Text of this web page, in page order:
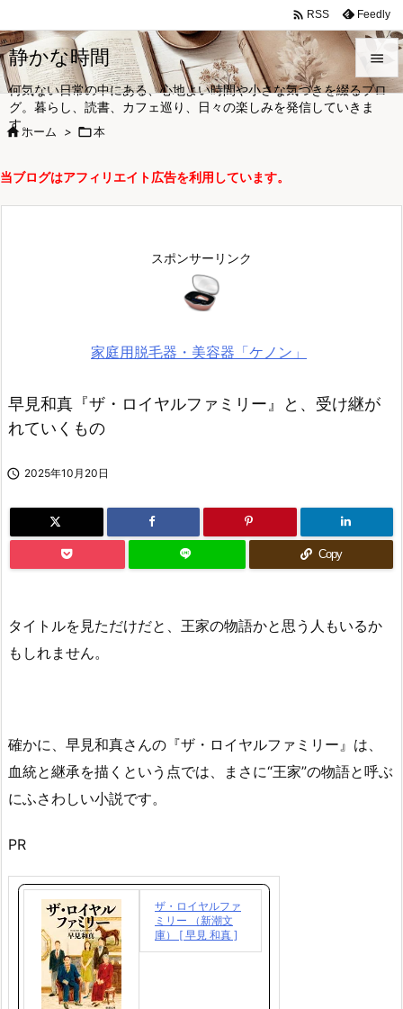
静かな時間
何気ない日常の中にある、心地よい時間や小さな気づきを綴るブロ
グ。暮らし、読書、カフェ巡り、日々の楽しみを発信していきま
す。


メニュ
前へ
 RSS Feedly
ホーム > 本
当ブログはアフィリエイト広告を利用しています。
スポンサーリンク
家庭用脱毛器・美容器「ケノン」
早見和真『ザ・ロイヤルファミリー』と、受け継が
れていくもの
 2025年10月20日
Copy
タイトルを見ただけだと、王家の物語かと思う人もいるか
もしれません。
確かに、早見和真さんの『ザ・ロイヤルファミリー』は、
血統と継承を描くという点では、まさに“王家”の物語と呼ぶ
にふさわしい小説です。
PR
ザ・ロイヤルファ
ミリー （新潮文
庫） [ 早見 和真 ]